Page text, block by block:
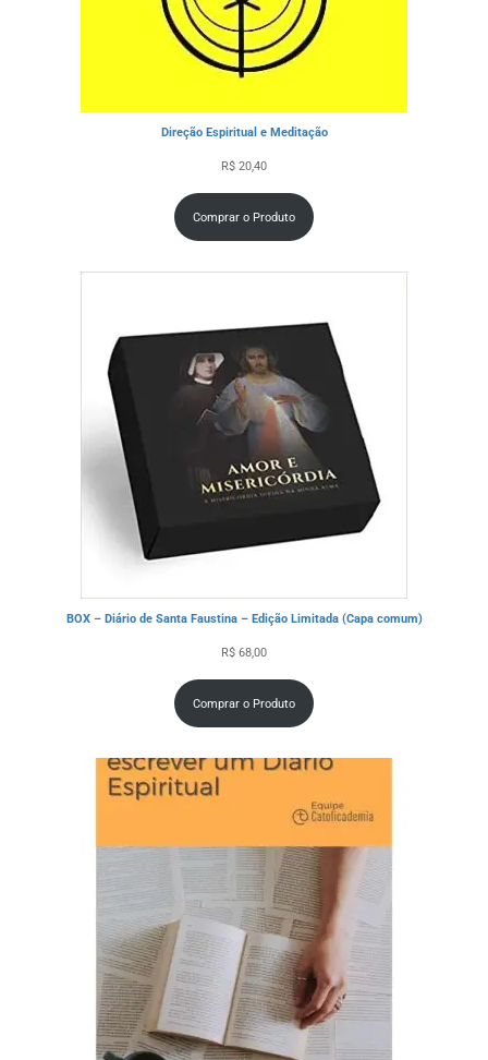
Direção Espiritual e Meditação
R$ 20,40
Comprar o Produto
BOX – Diário de Santa Faustina – Edição Limitada (Capa comum)
R$ 68,00
Comprar o Produto